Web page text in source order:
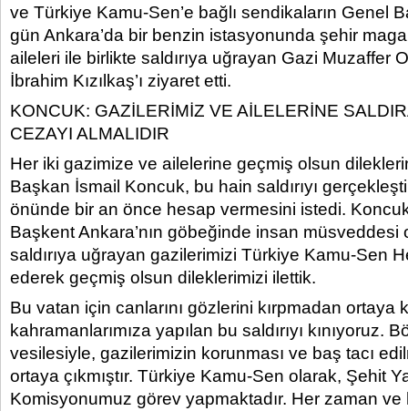
ve Türkiye Kamu-Sen’e bağlı sendikaların Genel
gün Ankara’da bir benzin istasyonunda şehir
aileleri ile birlikte saldırıya uğrayan Gazi Muzaffer
İbrahim Kızılkaş’ı ziyaret etti.
KONCUK: GAZİLERİMİZ VE AİLELERİNE
CEZAYI ALMALIDIR
Her iki gazimize ve ailelerine geçmiş olsun
Başkan İsmail Koncuk, bu hain saldırıyı
önünde bir an önce hesap vermesini istedi.
Başkent Ankara’nın göbeğinde insan müsveddesi
saldırıya uğrayan gazilerimizi Türkiye Kamu-Sen
ederek geçmiş olsun dileklerimizi ilettik.
Bu vatan için canlarını gözlerini kırpmadan ortaya
kahramanlarımıza yapılan bu saldırıyı kınıyoruz.
vesilesiyle, gazilerimizin korunması ve baş tacı
ortaya çıkmıştır. Türkiye Kamu-Sen olarak, Şehit
Komisyonumuz görev yapmaktadır. Her zaman